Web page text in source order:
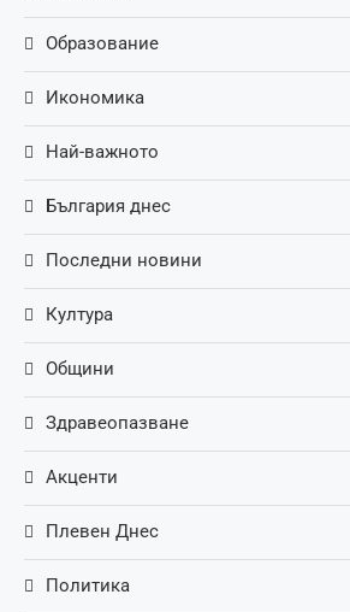
Образование
Икономика
Най-важното
България днес
Последни новини
Култура
Общини
Здравеопазване
Акценти
Плевен Днес
Политика